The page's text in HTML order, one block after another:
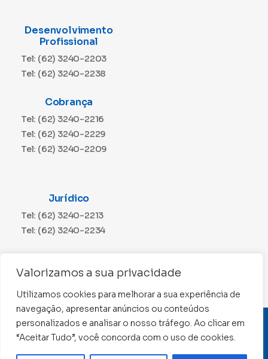
Valorizamos a sua privacidade
Utilizamos cookies para melhorar a sua experiência de
navegação, apresentar anúncios ou conteúdos
personalizados e analisar o nosso tráfego. Ao clicar em
“Aceitar Tudo”, você concorda com o uso de cookies.
Desenvolvimento
Profissional
Tel: (62) 3240-2203
Tel: (62) 3240-2238
Cobrança
Tel: (62) 3240-2216
Tel: (62) 3240-2229
Tel: (62) 3240-2209
Jurídico
Tel: (62) 3240-2213
Tel: (62) 3240-2234
Tel: (62) 3240-2230
CNPJ: 01.015.676/0001-11
Conselho Regional de Contabilidade de Goiás 2022 –
Todos os direitos reservados